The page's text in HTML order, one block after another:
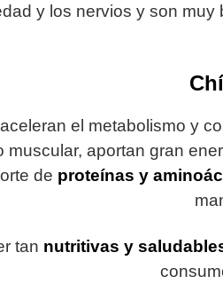
y los nervios y son
el metabolismo y
muscular, aportan gran
de proteínas y
tan nutritivas y